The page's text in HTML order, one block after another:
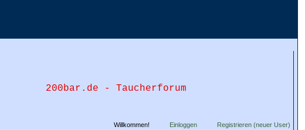
200bar.de - Taucherforum
Willkommen! Einloggen Registrieren (neuer User)